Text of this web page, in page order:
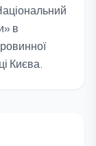
в
Києва.